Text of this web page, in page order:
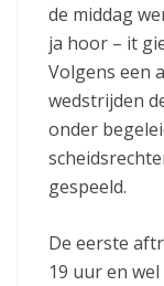
de middag
ja hoor – it
Volgens een
wedstrijden
onder
gespeeld.
De eerste
19 uur en